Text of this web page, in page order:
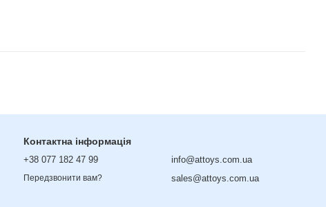
Контактна інформація
+38 077 182 47 99
Передзвонити вам?
info@attoys.com.ua
sales@attoys.com.ua